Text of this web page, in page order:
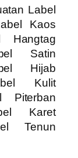
Label
Kaos
Hangtag
Satin
Hijab
Kulit
Piterban
Karet
Tenun